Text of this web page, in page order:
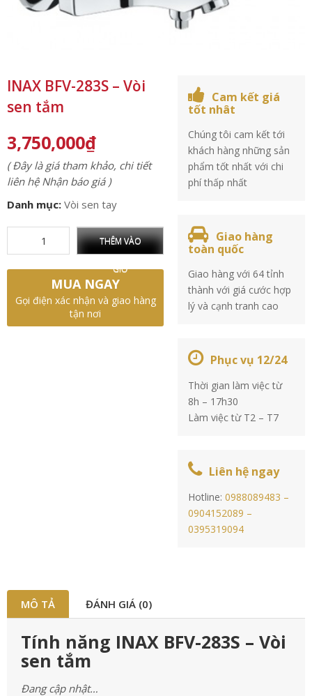
INAX BFV-283S – Vòi
sen tắm
3,750,000₫
( Đây là giá tham khảo, chi tiết
liên hệ Nhận báo giá )
Danh mục: Vòi sen tay
THÊM VÀO
GIỎ
MUA NGAY
Gọi điện xác nhận và giao hàng
tận nơi
Cam kết giá
tốt nhât
Chúng tôi cam kết tới
khách hàng những sản
phẩm tốt nhất với chi
phí thấp nhất
Giao hàng
toàn quốc
Giao hàng với 64 tỉnh
thành với giá cước hợp
lý và cạnh tranh cao
Phục vụ 12/24
Thời gian làm việc từ
8h – 17h30
Làm việc từ T2 – T7
Liên hệ ngay
Hotline:0988089483 –
0904152089 –
0395319094
MÔ TẢ ĐÁNH GIÁ (0)
Tính năng INAX BFV-283S – Vòi
sen tắm
Đang cập nhật…